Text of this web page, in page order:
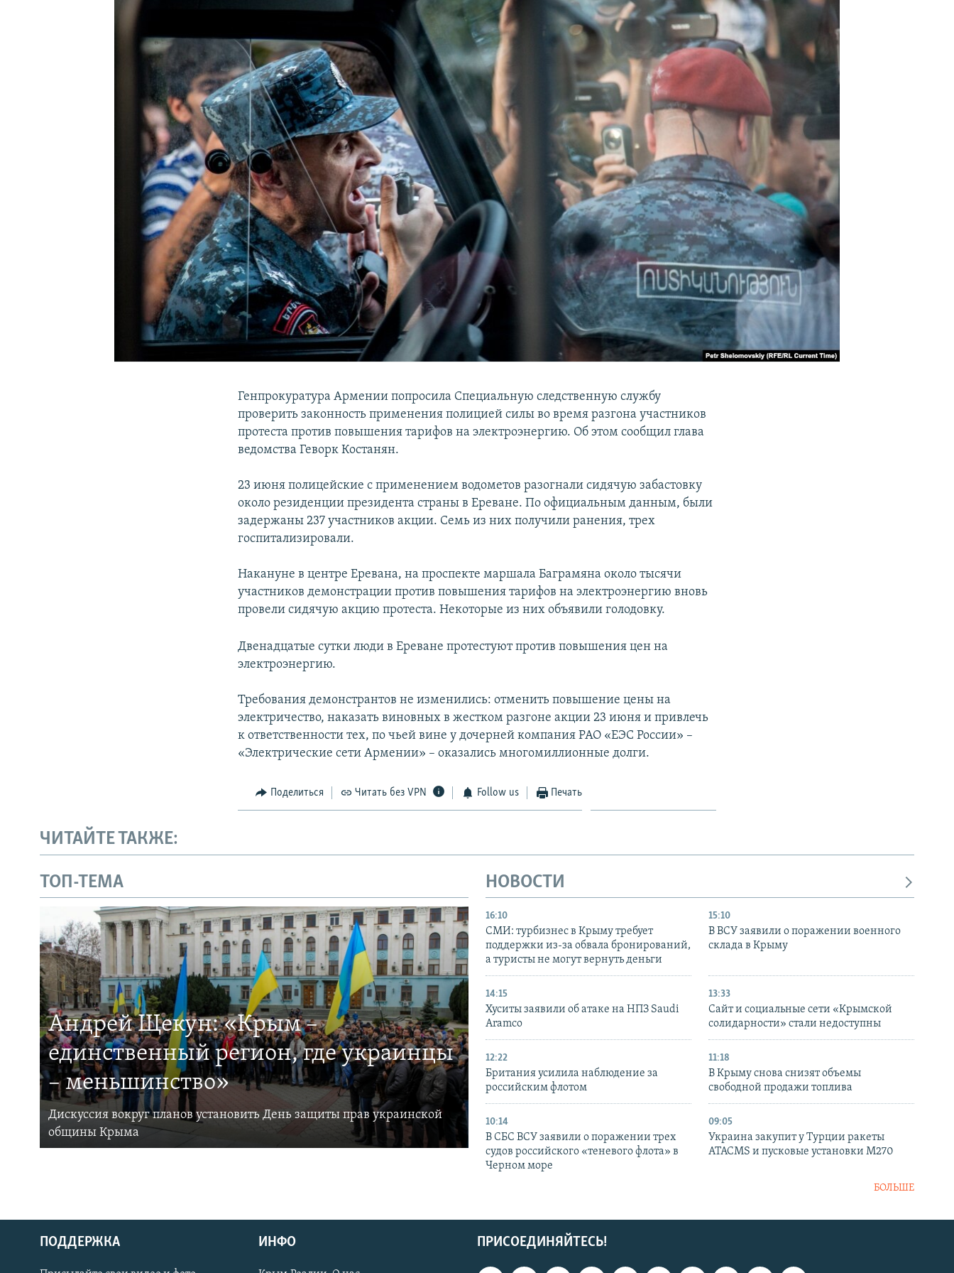
Генпрокуратура Армении попросила Специальную следственную службу
проверить законность применения полицией силы во время разгона участников
протеста против повышения тарифов на электроэнергию. Об этом сообщил глава
ведомства Геворк Костанян.
23 июня полицейские с применением водометов разогнали сидячую забастовку
около резиденции президента страны в Ереване. По официальным данным, были
задержаны 237 участников акции. Семь из них получили ранения, трех
госпитализировали.
Накануне в центре Еревана, на проспекте маршала Баграмяна около тысячи
участников демонстрации против повышения тарифов на электроэнергию вновь
провели сидячую акцию протеста. Некоторые из них объявили голодовку.
Двенадцатые сутки люди в Ереване протестуют против повышения цен на
электроэнергию.
Требования демонстрантов не изменились: отменить повышение цены на
электричество, наказать виновных в жестком разгоне акции 23 июня и привлечь
к ответственности тех, по чьей вине у дочерней компания РАО «ЕЭС России» –
«Электрические сети Армении» – оказались многомиллионные долги.
Поделиться Читать без VPN Follow us Печать
ЧИТАЙТЕ ТАКЖЕ:
ТОП-ТЕМА
Андрей Щекун: «Крым –
единственный регион, где украинцы
– меньшинство»
Дискуссия вокруг планов установить День защиты прав украинской
общины Крыма
НОВОСТИ
16:10
СМИ: турбизнес в Крыму требует
поддержки из-за обвала бронирований,
а туристы не могут вернуть деньги
15:10
В ВСУ заявили о поражении военного
склада в Крыму
14:15
Хуситы заявили об атаке на НПЗ Saudi
Aramco
13:33
Сайт и социальные сети «Крымской
солидарности» стали недоступны
12:22
Британия усилила наблюдение за
российским флотом
11:18
В Крыму снова снизят объемы
свободной продажи топлива
10:14
В СБС ВСУ заявили о поражении трех
судов российского «теневого флота» в
Черном море
09:05
Украина закупит у Турции ракеты
ATACMS и пусковые установки M270
БОЛЬШЕ
ПРИСОЕДИНЯЙТЕСЬ!
ПОДДЕРЖКА ИНФО